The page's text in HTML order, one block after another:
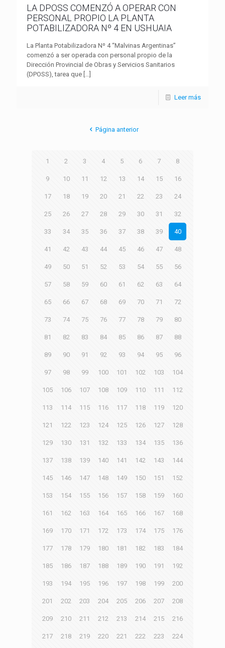
LA DPOSS COMENZÓ A OPERAR CON
PERSONAL PROPIO LA PLANTA
POTABILIZADORA Nº 4 EN USHUAIA
La Planta Potabilizadora Nº 4 “Malvinas Argentinas”
comenzó a ser operada con personal propio de la
Dirección Provincial de Obras y Servicios Sanitarios
(DPOSS), tarea que […]
Leer más
Página anterior
1 2 3 4 5 6 7 8
9 10 11 12 13 14 15 16
17 18 19 20 21 22 23 24
25 26 27 28 29 30 31 32
33 34 35 36 37 38 39 40
41 42 43 44 45 46 47 48
49 50 51 52 53 54 55 56
57 58 59 60 61 62 63 64
65 66 67 68 69 70 71 72
73 74 75 76 77 78 79 80
81 82 83 84 85 86 87 88
89 90 91 92 93 94 95 96
97 98 99 100 101 102 103 104
105 106 107 108 109 110 111 112
113 114 115 116 117 118 119 120
121 122 123 124 125 126 127 128
129 130 131 132 133 134 135 136
137 138 139 140 141 142 143 144
145 146 147 148 149 150 151 152
153 154 155 156 157 158 159 160
161 162 163 164 165 166 167 168
169 170 171 172 173 174 175 176
177 178 179 180 181 182 183 184
185 186 187 188 189 190 191 192
193 194 195 196 197 198 199 200
201 202 203 204 205 206 207 208
209 210 211 212 213 214 215 216
217 218 219 220 221 222 223 224